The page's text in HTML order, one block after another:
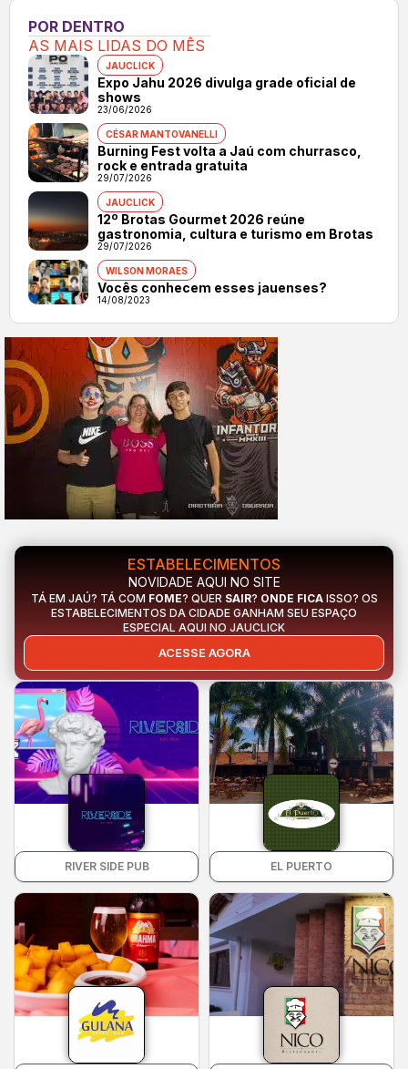
POR DENTRO
AS MAIS LIDAS DO MÊS
JAUCLICK
Expo Jahu 2026 divulga grade oficial de
shows
23/06/2026
CÉSAR MANTOVANELLI
Burning Fest volta a Jaú com churrasco,
rock e entrada gratuita
29/07/2026
JAUCLICK
12º Brotas Gourmet 2026 reúne
gastronomia, cultura e turismo em Brotas
29/07/2026
WILSON MORAES
Vocês conhecem esses jauenses?
14/08/2023
RIVER SIDE PUB EL PUERTO
ESTABELECIMENTOS
NOVIDADE AQUI NO SITE
TÁ EM JAÚ? TÁ COM FOME? QUER SAIR? ONDE FICAISSO? OS
ESTABELECIMENTOS DA CIDADE GANHAM SEU ESPAÇO
ESPECIAL AQUI NO JAUCLICK
ACESSE AGORA